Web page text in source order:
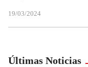
19/03/2024
Últimas Noticias